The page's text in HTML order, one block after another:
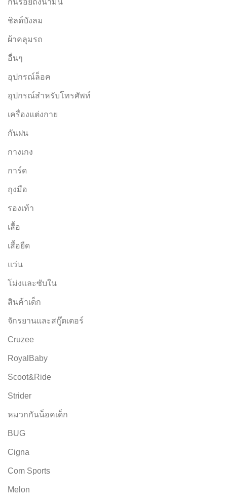
กันรอยถังน้ำมัน
ชิลด์บังลม
ผ้าคลุมรถ
อื่นๆ
อุปกรณ์ล็อค
อุปกรณ์สำหรับโทรศัพท์
เครื่องแต่งกาย
กันฝน
กางเกง
การ์ด
ถุงมือ
รองเท้า
เสื้อ
เสื้อยืด
แว่น
โม่งและซับใน
สินค้าเด็ก
จักรยานและสกู๊ตเตอร์
Cruzee
RoyalBaby
Scoot&Ride
Strider
หมวกกันน็อคเด็ก
BUG
Cigna
Com Sports
Melon